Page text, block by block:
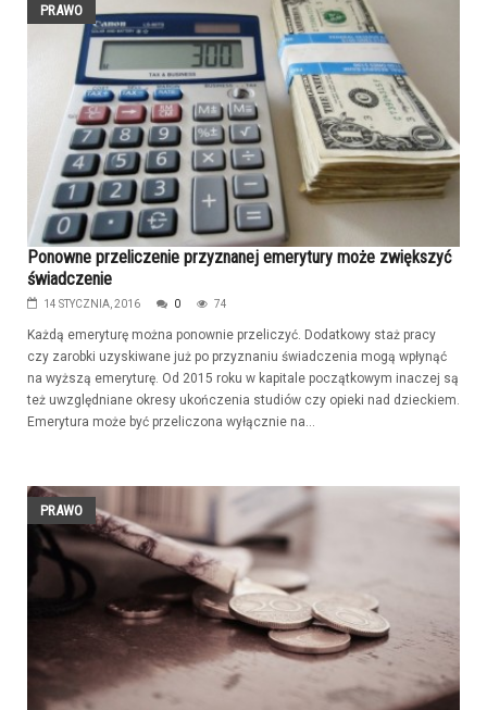
PRAWO
Ponowne przeliczenie przyznanej emerytury może zwiększyć
świadczenie
14 STYCZNIA, 2016 0 74
Każdą emeryturę można ponownie przeliczyć. Dodatkowy staż pracy
czy zarobki uzyskiwane już po przyznaniu świadczenia mogą wpłynąć
na wyższą emeryturę. Od 2015 roku w kapitale początkowym inaczej są
też uwzględniane okresy ukończenia studiów czy opieki nad dzieckiem.
Emerytura może być przeliczona wyłącznie na...
PRAWO